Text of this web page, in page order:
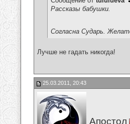
Рассказы бабушки.
Согласна Сударь.
Лучше не гадать никогда!
25.03.2011, 20:43
Апостол